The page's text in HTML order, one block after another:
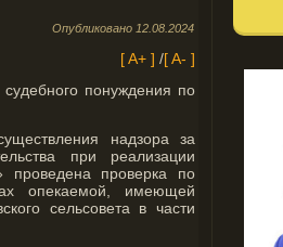
Опубликовано 12.08.2024
[ A+ ] /[ A- ]
понуждения по
надзора за
при реализации
проведена проверка по
опекаемой, имеющей
сельсовета в части